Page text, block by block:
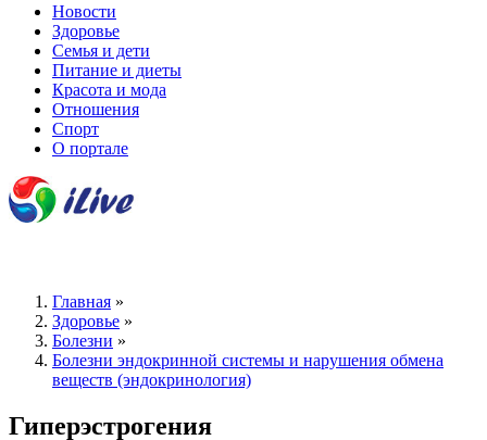
Новости
Здоровье
Семья и дети
Питание и диеты
Красота и мода
Отношения
Спорт
О портале
Главная »
Здоровье »
Болезни »
Болезни эндокринной системы и нарушения обмена
веществ (эндокринология)
Гиперэстрогения